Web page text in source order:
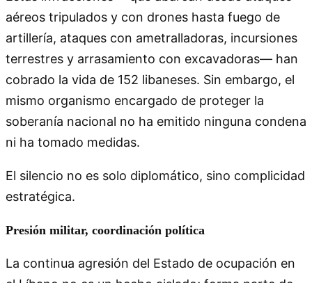
aéreos tripulados y con drones hasta fuego de
artillería, ataques con ametralladoras, incursiones
terrestres y arrasamiento con excavadoras— han
cobrado la vida de 152 libaneses. Sin embargo, el
mismo organismo encargado de proteger la
soberanía nacional no ha emitido ninguna condena
ni ha tomado medidas.
El silencio no es solo diplomático, sino complicidad
estratégica.
Presión militar, coordinación política
La continua agresión del Estado de ocupación en